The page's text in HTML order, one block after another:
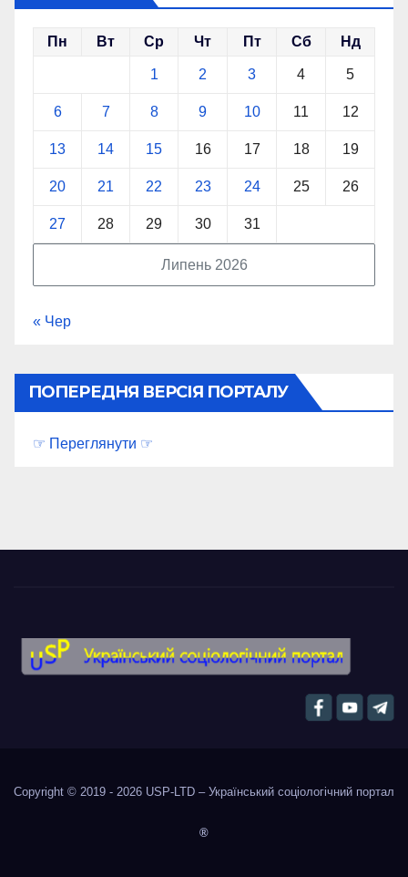
Липень 2026
Пн Вт Ср Чт Пт Сб Нд
1 2 3 4 5
6 7 8 9 10 11 12
13 14 15 16 17 18 19
20 21 22 23 24 25 26
27 28 29 30 31
« Чер
ПОПЕРЕДНЯ ВЕРСІЯ ПОРТАЛУ
☞ Переглянути ☞
Copyright © 2019 - 2026 USP-LTD – Український соціологічний портал
®